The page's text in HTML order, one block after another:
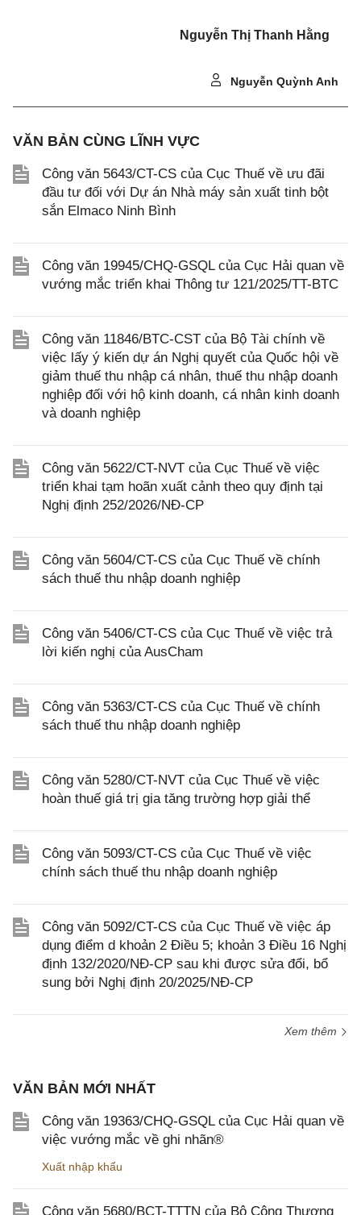
Nguyễn Thị Thanh Hằng
Nguyễn Quỳnh Anh
VĂN BẢN CÙNG LĨNH VỰC
Công văn 5643/CT-CS của Cục Thuế về ưu đãi
đầu tư đối với Dự án Nhà máy sản xuất tinh bột
sắn Elmaco Ninh Bình
Công văn 19945/CHQ-GSQL của Cục Hải quan về
vướng mắc triển khai Thông tư 121/2025/TT-BTC
Công văn 11846/BTC-CST của Bộ Tài chính về
việc lấy ý kiến dự án Nghị quyết của Quốc hội về
giảm thuế thu nhập cá nhân, thuế thu nhập doanh
nghiệp đối với hộ kinh doanh, cá nhân kinh doanh
và doanh nghiệp
Công văn 5622/CT-NVT của Cục Thuế về việc
triển khai tạm hoãn xuất cảnh theo quy định tại
Nghị định 252/2026/NĐ-CP
Công văn 5604/CT-CS của Cục Thuế về chính
sách thuế thu nhập doanh nghiệp
Công văn 5406/CT-CS của Cục Thuế về việc trả
lời kiến nghị của AusCham
Công văn 5363/CT-CS của Cục Thuế về chính
sách thuế thu nhập doanh nghiệp
Công văn 5280/CT-NVT của Cục Thuế về việc
hoàn thuế giá trị gia tăng trường hợp giải thể
Công văn 5093/CT-CS của Cục Thuế về việc
chính sách thuế thu nhập doanh nghiệp
Công văn 5092/CT-CS của Cục Thuế về việc áp
dụng điểm d khoản 2 Điều 5; khoản 3 Điều 16 Nghị
định 132/2020/NĐ-CP sau khi được sửa đổi, bổ
sung bởi Nghị định 20/2025/NĐ-CP
Xem thêm
VĂN BẢN MỚI NHẤT
Công văn 19363/CHQ-GSQL của Cục Hải quan về
việc vướng mắc về ghi nhãn®
Xuất nhập khẩu
Công văn 5680/BCT-TTTN của Bộ Công Thương